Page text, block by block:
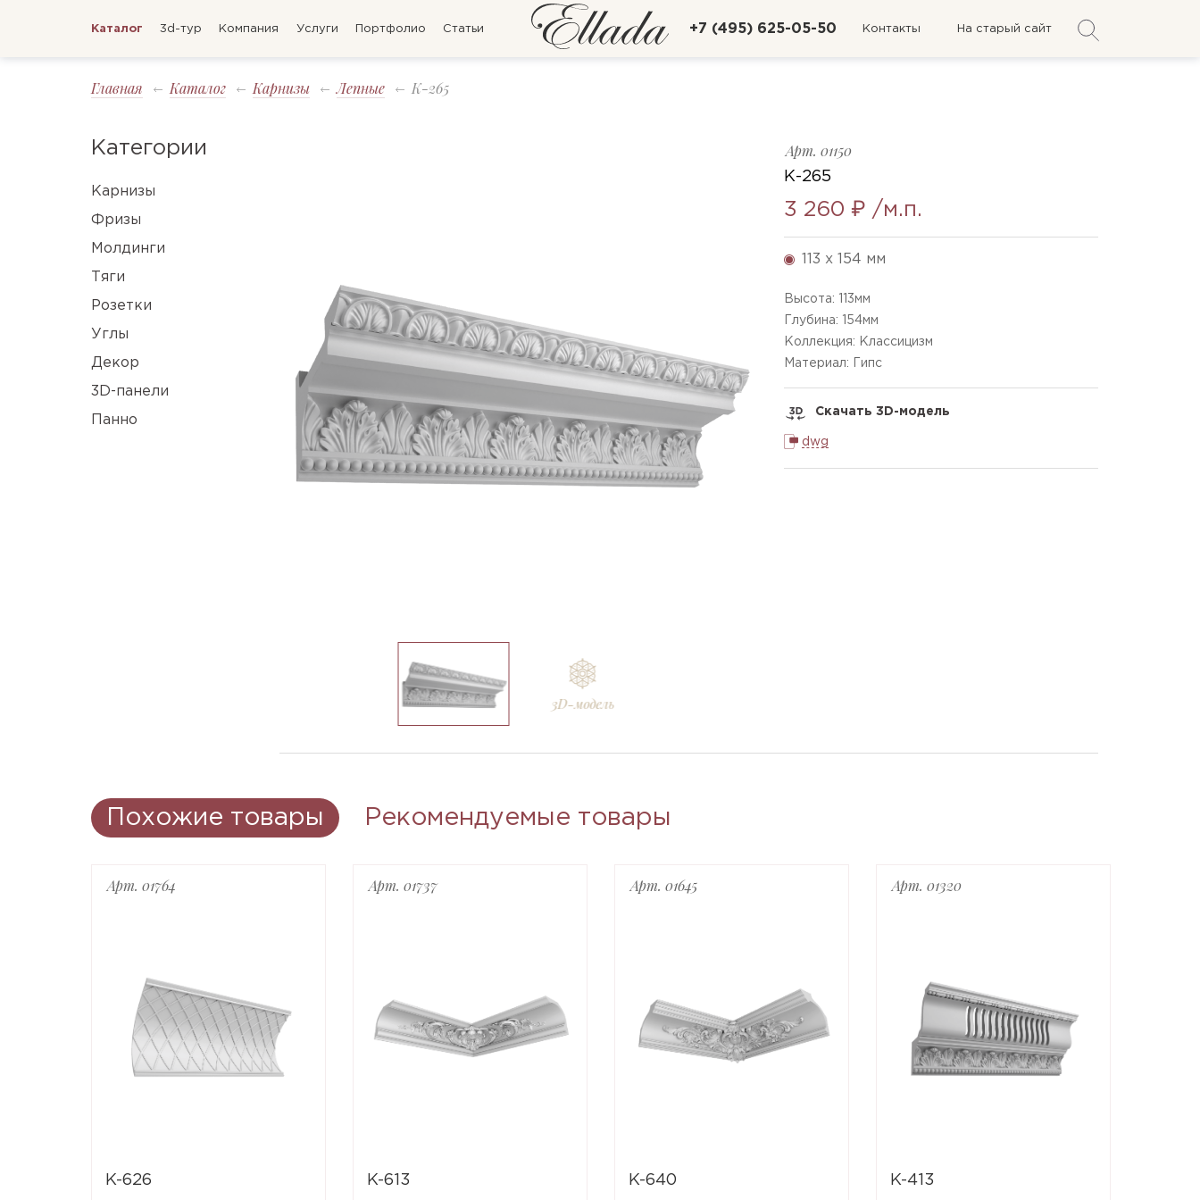
Каталог 3d-тур Компания Услуги Портфолио Статьи +7 (495) 625-05-50 Контакты На старый сайт
Главная Каталог Карнизы Лепные K-265
Категории
Карнизы
Фризы
Молдинги
Тяги
Розетки
Углы
Декор
3D-панели
Панно
3D-модель
Арт. 01150
К-265
3 260 ₽ /м.п.
113 x 154 мм
Высота: 113мм
Глубина:
154мм
Коллекция: Классицизм
Материал: Гипс
Скачать 3D-модель
dwg
Похожие товары Рекомендуемые товары
Арт. 01764
K-626
Арт. 01737
K-613
Арт. 01645
K-640
Арт. 01320
K-413